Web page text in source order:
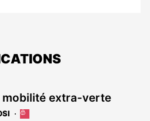
mobilité extra-verte
Cet